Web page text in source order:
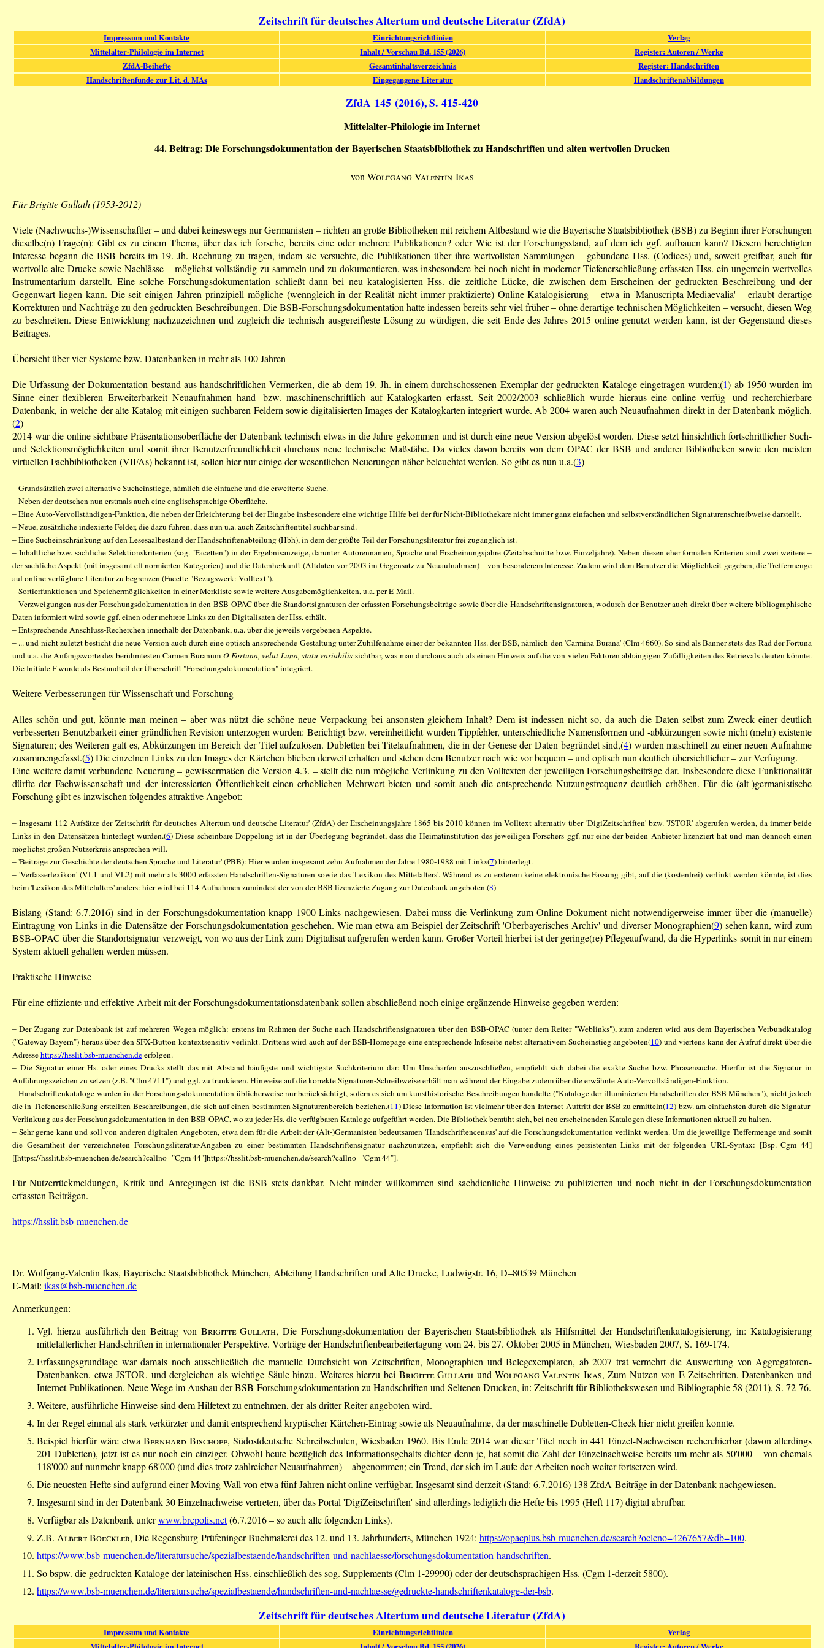
Zeitschrift für deutsches Altertum und deutsche Literatur (ZfdA)
Impressum und Kontakte Einrichtungsrichtlinien
Verlag
Mittelalter-Philologie im Internet
Inhalt / Vorschau Bd. 155 (2026)
Register: Autoren / Werke
ZfdA-Beihefte
Gesamtinhaltsverzeichnis
Register: Handschriften
Handschriftenfunde zur Lit. d. MAs
Eingegangene Literatur Handschriftenabbildungen
ZfdA 145 (2016), S. 415-420
Mittelalter-Philologie im Internet
44. Beitrag: Die Forschungsdokumentation der Bayerischen Staatsbibliothek zu Handschriften und alten wertvollen Drucken
von Wolfgang-Valentin Ikas
Für Brigitte Gullath (1953-2012)
Viele (Nachwuchs-)Wissenschaftler – und dabei keineswegs nur Germanisten – richten an große Bibliotheken mit reichem Altbestand wie die Bayerische Staatsbibliothek (BSB) zu Beginn ihrer Forschungen
dieselbe(n) Frage(n): Gibt es zu einem Thema, über das ich forsche, bereits eine oder mehrere Publikationen? oder Wie ist der Forschungsstand, auf dem ich ggf. aufbauen kann? Diesem berechtigten
Interesse begann die BSB bereits im 19. Jh. Rechnung zu tragen, indem sie versuchte, die Publikationen über ihre wertvollsten Sammlungen – gebundene Hss. (Codices) und, soweit greifbar, auch für
wertvolle alte Drucke sowie Nachlässe – möglichst vollständig zu sammeln und zu dokumentieren, was insbesondere bei noch nicht in moderner Tiefenerschließung erfassten Hss. ein ungemein wertvolles
Instrumentarium darstellt. Eine solche Forschungsdokumentation schließt dann bei neu katalogisierten Hss. die zeitliche Lücke, die zwischen dem Erscheinen der gedruckten Beschreibung und der
Gegenwart liegen kann. Die seit einigen Jahren prinzipiell mögliche (wenngleich in der Rea­lität nicht immer praktizierte) Online-Katalogisierung – etwa in 'Manuscripta Mediaevalia' – erlaubt derartige
Korrekturen und Nachträge zu den gedruckten Beschreibungen. Die BSB-Forschungsdokumentation hatte indessen bereits sehr viel früher – ohne derartige technischen Möglichkeiten – versucht, diesen Weg
zu beschreiten. Diese Entwicklung nachzuzeichnen und zugleich die technisch ausgereifteste Lösung zu würdigen, die seit Ende des Jahres 2015 online genutzt werden kann, ist der Gegenstand dieses
Beitrages.
Übersicht über vier Systeme bzw. Datenbanken in mehr als 100 Jahren
Die Urfassung der Dokumentation bestand aus handschriftlichen Vermerken, die ab dem 19. Jh. in einem durchschossenen Exemplar der gedruckten Kataloge eingetragen wurden;(1) ab 1950 wurden im
Sinne einer flexibleren Erweiterbarkeit Neuaufnahmen hand- bzw. maschinenschriftlich auf Katalogkarten erfasst. Seit 2002/2003 schließlich wurde hieraus eine online verfüg- und recherchierbare
Datenbank, in welche der alte Katalog mit einigen suchbaren Feldern sowie digitalisierten Images der Katalogkarten integriert wurde. Ab 2004 waren auch Neuaufnahmen direkt in der Datenbank möglich.
(2)
2014 war die online sichtbare Präsentationsoberfläche der Datenbank technisch etwas in die Jahre gekommen und ist durch eine neue Version abgelöst worden. Diese setzt hinsichtlich fortschrittlicher Such-
und Selektionsmöglichkeiten und somit ihrer Benutzerfreundlichkeit durchaus neue technische Maßstäbe. Da vieles davon bereits von dem OPAC der BSB und anderer Bibliotheken sowie den meisten
virtuellen Fachbibliotheken (VIFAs) bekannt ist, sollen hier nur einige der wesentlichen Neuerungen näher beleuchtet werden. So gibt es nun u.a.(3)
– Grundsätzlich zwei alternative Sucheinstiege, nämlich die einfache und die erweiterte Suche.
– Neben der deutschen nun erstmals auch eine englischsprachige Oberfläche.
– Eine Auto-Vervollständigen-Funktion, die neben der Erleichterung bei der Eingabe insbesondere eine wichtige Hilfe bei der für Nicht-Bibliothekare nicht immer ganz einfachen und selbstverständlichen Signaturenschreibweise darstellt.
– Neue, zusätzliche indexierte Felder, die dazu führen, dass nun u.a. auch Zeitschriftentitel suchbar sind.
– Eine Sucheinschränkung auf den Lesesaalbestand der Handschriftenabteilung (Hbh), in dem der größte Teil der Forschungsliteratur frei zugänglich ist.
– Inhaltliche bzw. sachliche Selektionskriterien (sog. "Facetten") in der Ergebnisanzeige, darunter Autorennamen, Sprache und Erscheinungsjahre (Zeitabschnitte bzw. Einzeljahre). Neben diesen eher formalen Kriterien sind zwei weitere –
der sachliche Aspekt (mit insgesamt elf normierten Kategorien) und die Datenherkunft (Altdaten vor 2003 im Gegensatz zu Neuaufnahmen) – von besonderem Interesse. Zudem wird dem Benutzer die Möglichkeit gegeben, die Treffermenge
auf online verfügbare Literatur zu begrenzen (Facette "Bezugswerk: Volltext").
– Sortierfunktionen und Speichermöglichkeiten in einer Merkliste sowie weitere Ausgabemöglichkeiten, u.a. per E-Mail.
– Verzweigungen aus der Forschungsdokumentation in den BSB-OPAC über die Standortsignaturen der erfassten Forschungsbeiträge sowie über die Handschriftensignaturen, wodurch der Benutzer auch direkt über weitere bibliographische
Daten informiert wird sowie ggf. einen oder mehrere Links zu den Digitalisaten der Hss. erhält.
– Entsprechende Anschluss-Recherchen innerhalb der Datenbank, u.a. über die jeweils vergebenen Aspekte.
– ... und nicht zuletzt besticht die neue Version auch durch eine optisch ansprechende Gestaltung unter Zuhilfenahme einer der bekannten Hss. der BSB, nämlich den 'Carmina Burana' (Clm 4660). So sind als Banner stets das Rad der Fortuna
und u.a. die Anfangsworte des berühmtesten Carmen Buranum O Fortuna, velut Luna, statu variabilis sichtbar, was man durchaus auch als einen Hinweis auf die von vielen Faktoren abhängigen Zufälligkeiten des Retrievals deuten könnte.
Die Initiale F wurde als Bestandteil der Überschrift "Forschungsdokumentation" integriert.
Weitere Verbesserungen für Wissenschaft und Forschung
Alles schön und gut, könnte man meinen – aber was nützt die schöne neue Verpackung bei ansonsten gleichem Inhalt? Dem ist indessen nicht so, da auch die Daten selbst zum Zweck einer deutlich
verbesserten Benutzbarkeit einer gründlichen Revision unterzogen wurden: Berichtigt bzw. vereinheitlicht wurden Tippfehler, unterschiedliche Namensformen und -abkürzungen sowie nicht (mehr) existente
Signaturen; des Weiteren galt es, Abkürzungen im Bereich der Titel aufzulösen. Dubletten bei Titelaufnahmen, die in der Genese der Daten begründet sind,(4) wurden maschinell zu einer neuen Aufnahme
zusammengefasst.(5) Die einzelnen Links zu den Images der Kärtchen blieben derweil erhalten und stehen dem Benutzer nach wie vor bequem – und optisch nun deutlich übersichtlicher – zur Verfügung.
Eine weitere damit verbundene Neuerung – gewissermaßen die Version 4.3. – stellt die nun mögliche Verlinkung zu den Volltexten der jeweiligen Forschungsbeiträge dar. Insbesondere diese Funktionalität
dürfte der Fachwissenschaft und der interessierten Öffentlichkeit einen erheblichen Mehrwert bieten und somit auch die entsprechende Nutzungsfrequenz deutlich erhöhen. Für die (alt-)germanistische
Forschung gibt es inzwischen folgendes attraktive Angebot:
– Insgesamt 112 Aufsätze der 'Zeitschrift für deutsches Altertum und deutsche Literatur' (ZfdA) der Erscheinungsjahre 1865 bis 2010 können im Volltext alternativ über 'DigiZeitschriften' bzw. 'JSTOR' abgerufen werden, da immer beide
Links in den Datensätzen hinterlegt wurden.(6) Diese scheinbare Doppelung ist in der Überlegung begründet, dass die Heimatinstitution des jeweiligen Forschers ggf. nur eine der beiden Anbieter lizenziert hat und man dennoch einen
möglichst großen Nutzerkreis ansprechen will.
– 'Beiträge zur Geschichte der deutschen Sprache und Literatur' (PBB): Hier wurden insgesamt zehn Aufnahmen der Jahre 1980-1988 mit Links(7) hinterlegt.
– 'Verfasserlexikon' (VL1 und VL2) mit mehr als 3000 erfassten Handschriften-Signaturen sowie das 'Lexikon des Mittelalters'. Während es zu ersterem keine elektronische Fassung gibt, auf die (kostenfrei) verlinkt werden könnte, ist dies
beim 'Lexikon des Mittelalters' anders: hier wird bei 114 Aufnahmen zumindest der von der BSB lizenzierte Zugang zur Datenbank angeboten.(8)
Bislang (Stand: 6.7.2016) sind in der Forschungsdokumentation knapp 1900 Links nachgewiesen. Dabei muss die Verlinkung zum Online-Dokument nicht notwendigerweise immer über die (manuelle)
Eintragung von Links in die Datensätze der Forschungsdokumentation geschehen. Wie man etwa am Beispiel der Zeitschrift 'Oberbayerisches Archiv' und diverser Monographien(9) sehen kann, wird zum
BSB-OPAC über die Standortsignatur verzweigt, von wo aus der Link zum Digitalisat aufgerufen werden kann. Großer Vorteil hierbei ist der geringe(re) Pflegeaufwand, da die Hyperlinks somit in nur einem
System aktuell gehalten werden müssen.
Praktische Hinweise
Für eine effiziente und effektive Arbeit mit der Forschungsdokumentations­datenbank sollen abschließend noch einige ergänzende Hinweise gegeben werden:
– Der Zugang zur Datenbank ist auf mehreren Wegen möglich: erstens im Rahmen der Suche nach Handschriftensignaturen über den BSB-OPAC (unter dem Reiter "Weblinks"), zum anderen wird aus dem Bayerischen Verbundkatalog
("Gateway Bayern") heraus über den SFX-Button kontextsensitiv verlinkt. Drittens wird auch auf der BSB-Homepage eine entsprechende Infoseite nebst alternativem Sucheinstieg angeboten(10) und viertens kann der Aufruf direkt über die
Adressehttps://hsslit.bsb-muenchen.deerfolgen.
– Die Signatur einer Hs. oder eines Drucks stellt das mit Abstand häufigste und wichtigste Suchkriterium dar: Um Unschärfen auszuschließen, empfiehlt sich dabei die exakte Suche bzw. Phrasensuche. Hierfür ist die Signatur in
Anführungszeichen zu setzen (z.B. "Clm 4711") und ggf. zu trunkieren. Hinweise auf die korrekte Signaturen-Schreibweise erhält man während der Eingabe zudem über die erwähnte Auto-Vervollständigen-Funktion.
– Handschriftenkataloge wurden in der Forschungsdokumentation üblicherweise nur berücksichtigt, sofern es sich um kunsthistorische Beschreibungen handelte ("Kataloge der illuminierten Handschriften der BSB München"), nicht jedoch
die in Tiefenerschließung erstellten Beschreibungen, die sich auf einen bestimmten Signaturenbereich beziehen.(11) Diese Information ist vielmehr über den Internet-Auftritt der BSB zu ermitteln(12) bzw. am einfachsten durch die Signatur-
Verlinkung aus der Forschungsdokumentation in den BSB-OPAC, wo zu jeder Hs. die verfügbaren Kataloge aufgeführt werden. Die Bibliothek bemüht sich, bei neu erscheinenden Katalogen diese Informationen aktuell zu halten.
– Sehr gerne kann und soll von anderen digitalen Angeboten, etwa dem für die Arbeit der (Alt-)Germanisten bedeutsamen 'Handschriftencensus' auf die Forschungsdokumentation verlinkt werden. Um die jeweilige Treffermenge und somit
die Gesamtheit der verzeichneten Forschungsliteratur-Angaben zu einer bestimmten Handschriftensignatur nachzunutzen, empfiehlt sich die Verwendung eines persistenten Links mit der folgenden URL-Syntax: [Bsp. Cgm 44]
[[https://hsslit.bsb-muenchen.de/search?callno="Cgm 44"]https://hsslit.bsb-muenchen.de/search?callno="Cgm 44"].
Für Nutzerrückmeldungen, Kritik und Anregungen ist die BSB stets dankbar. Nicht minder willkommen sind sachdienliche Hinweise zu publizierten und noch nicht in der Forschungsdokumentation
erfassten Beiträgen.
https://hsslit.bsb-muenchen.de
Dr. Wolfgang-Valentin Ikas, Bayerische Staatsbibliothek München, Abteilung Handschriften und Alte Drucke, Ludwigstr. 16, D–80539 München
E-Mail: ikas@bsb-muenchen.de
Anmerkungen:
Vgl. hierzu ausführlich den Beitrag von Brigitte Gullath, Die Forschungsdokumentation der Bayerischen Staatsbibliothek als Hilfsmittel der Handschriftenkatalogisierung, in: Katalogisierung
mittelalterlicher Handschriften in internationaler Perspektive. Vorträge der Handschriftenbearbeitertagung vom 24. bis 27. Oktober 2005 in München, Wiesbaden 2007, S. 169-174.
Erfassungsgrundlage war damals noch ausschließlich die manuelle Durchsicht von Zeitschriften, Monographien und Belegexemplaren, ab 2007 trat vermehrt die Auswertung von Aggregatoren-
Datenbanken, etwa JSTOR, und dergleichen als wichtige Säule hinzu. Weiteres hierzu bei Brigitte Gullath undWolfgang-Valentin Ikas, Zum Nutzen von E-Zeitschriften, Datenbanken und
Internet-Publikationen. Neue Wege im Ausbau der BSB-Forschungsdokumentation zu Handschriften und Seltenen Drucken, in: Zeitschrift für Bibliothekswesen und Bibliographie 58 (2011), S. 72-76.
Weitere, ausführliche Hinweise sind dem Hilfetext zu entnehmen, der als dritter Reiter angeboten wird.
In der Regel einmal als stark verkürzter und damit entsprechend kryptischer Kärtchen-Eintrag sowie als Neuaufnahme, da der maschinelle Dubletten-Check hier nicht greifen konnte.
Beispiel hierfür wäre etwa Bernhard Bischoff, Südostdeutsche Schreibschulen, Wiesbaden 1960. Bis Ende 2014 war dieser Titel noch in 441 Einzel-Nachweisen recherchierbar (davon allerdings
201 Dubletten), jetzt ist es nur noch ein einziger. Obwohl heute bezüglich des Informationsgehalts dichter denn je, hat somit die Zahl der Einzelnachweise bereits um mehr als 50'000 – von ehemals
118'000 auf nunmehr knapp 68'000 (und dies trotz zahlreicher Neuaufnahmen) – abgenommen; ein Trend, der sich im Laufe der Arbeiten noch weiter fortsetzen wird.
Die neuesten Hefte sind aufgrund einer Moving Wall von etwa fünf Jahren nicht online verfügbar. Insgesamt sind derzeit (Stand: 6.7.2016) 138 ZfdA-Beiträge in der Datenbank nachgewiesen.
Insgesamt sind in der Datenbank 30 Einzelnachweise vertreten, über das Portal 'DigiZeitschriften' sind allerdings lediglich die Hefte bis 1995 (Heft 117) digital abrufbar.
Verfügbar als Datenbank unterwww.brepolis.net(6.7.2016 – so auch alle folgenden Links).
Z.B. Albert Boeckler, Die Regensburg-Prüfeninger Buchmalerei des 12. und 13. Jahrhunderts, München 1924: https://opacplus.bsb-muenchen.de/search?oclcno=4267657&db=100.
https://www.bsb-muenchen.de/literatursuche/spezialbestaende/handschriften-und-nachlaesse/forschungsdokumentation-handschriften.
So bspw. die gedruckten Kataloge der lateinischen Hss. einschließlich des sog. Supplements (Clm 1-29990) oder der deutschsprachigen Hss. (Cgm 1-derzeit 5800).
https://www.bsb-muenchen.de/literatursuche/spezialbestaende/handschriften-und-nachlaesse/gedruckte-handschriftenkataloge-der-bsb.
Zeitschrift für deutsches Altertum und deutsche Literatur (ZfdA)
Impressum und Kontakte Einrichtungsrichtlinien
Verlag